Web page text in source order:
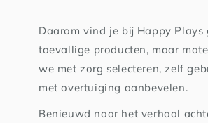
Daarom vind je bij Happy Plays
toevallige producten, maar
we met zorg selecteren, zelf
met overtuiging aanbevelen.
Benieuwd naar het verhaal